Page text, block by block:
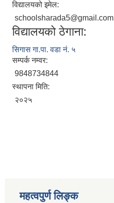
विद्यालयको इमेल:
schoolsharada5@gmail.com
विद्यालयको ठेगाना:
सिगास गा.पा. वडा नं. ५
सम्पर्क नम्वर:
9848734844
स्थापना मिति:
२०२५
महत्वपुर्ण लिङ्क